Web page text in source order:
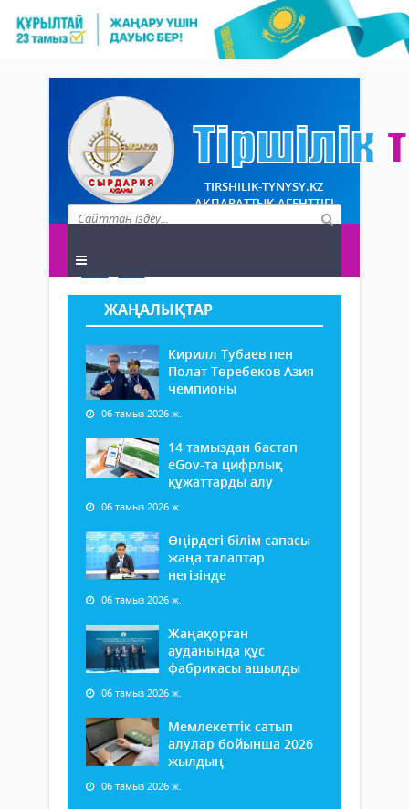
TIRSHILIK-TYNYSY.KZ
АҚПАРАТТЫҚ АГЕНТТІГІ
ЖАҢАЛЫҚТАР
Кирилл Тубаев пен
Полат Төребеков Азия
чемпионы
06 тамыз 2026 ж.
14 тамыздан бастап
еGov-та цифрлық
құжаттарды алу
06 тамыз 2026 ж.
Өңірдегі білім сапасы
жаңа талаптар
негізінде
06 тамыз 2026 ж.
Жаңақорған
ауданында құс
фабрикасы ашылды
06 тамыз 2026 ж.
Мемлекеттік сатып
алулар бойынша 2026
жылдың
06 тамыз 2026 ж.